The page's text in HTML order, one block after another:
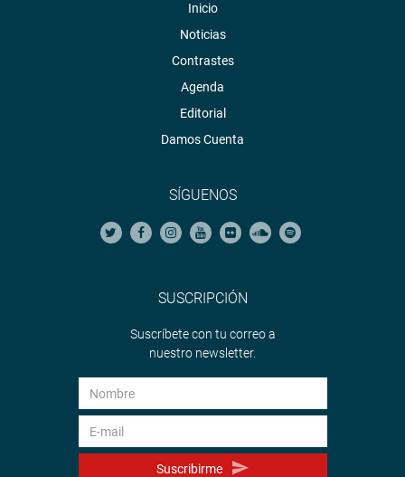
Inicio
Noticias
Contrastes
Agenda
Editorial
Damos Cuenta
SÍGUENOS
SUSCRIPCIÓN
Suscríbete con tu correo a
nuestro newsletter.
Suscribirme